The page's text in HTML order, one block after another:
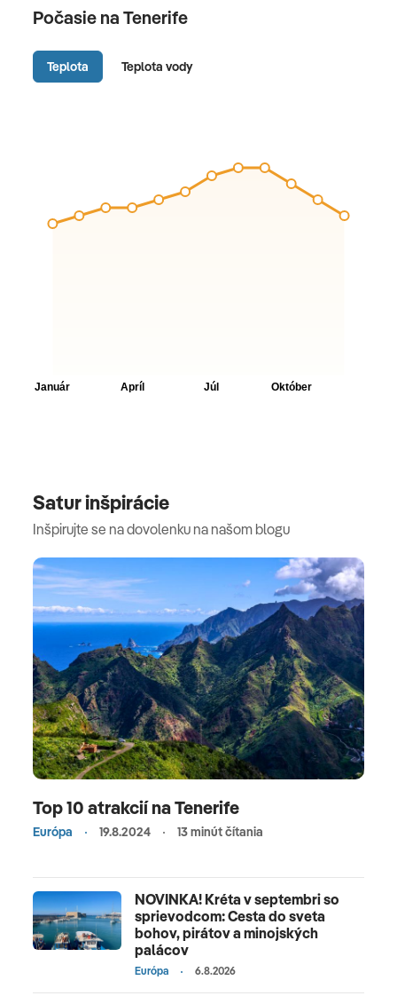
Počasie na Tenerife
Teplota Teplota vody
Satur inšpirácie
Inšpirujte se na dovolenku na našom blogu
Top 10 atrakcií na Tenerife
Európa 19.8.2024 13 minút čítania
NOVINKA! Kréta v septembri so
sprievodcom: Cesta do sveta
bohov, pirátov a minojských
palácov
Európa 6.8.2026